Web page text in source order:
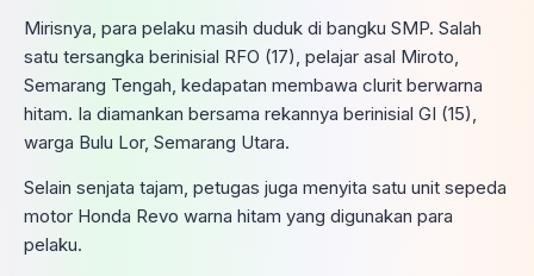
Mirisnya, para pelaku masih duduk di bangku SMP. Salah
satu tersangka berinisial RFO (17), pelajar asal Miroto,
Semarang Tengah, kedapatan membawa clurit berwarna
hitam. Ia diamankan bersama rekannya berinisial GI (15),
warga Bulu Lor, Semarang Utara.
Selain senjata tajam, petugas juga menyita satu unit sepeda
motor Honda Revo warna hitam yang digunakan para
pelaku.